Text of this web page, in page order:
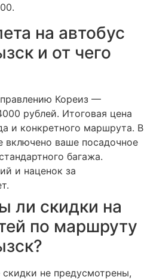
на автобус
и от чего
Кореиз —
рублей. Итоговая цена
и конкретного маршрута. В
включено ваше посадочное
багажа.
и наценок за
ли скидки на
по маршруту
не предусмотрены,